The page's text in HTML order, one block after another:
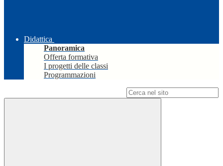
Didattica
Panoramica
Offerta formativa
I progetti delle classi
Programmazioni